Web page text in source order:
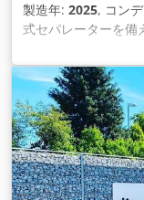
製造年: 2025, コン
式セパレーターを備
に特別に開発され
Djdslxyhfopfx Ab
個のカートリッジ
5000m³/h（他のサ
の3mm鋼板ハウジ
きの原料ガス室、フ
によるフィルター洗
れぞれにイージーオ